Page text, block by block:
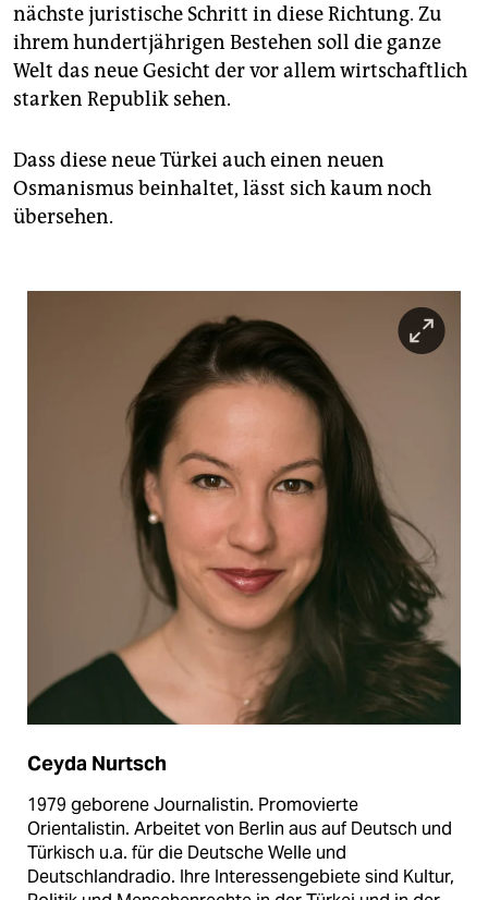
nächste juristische Schritt in diese Richtung. Zu
ihrem hundertjährigen Bestehen soll die ganze
Welt das neue Gesicht der vor allem wirtschaftlich
starken Republik sehen.
Dass diese neue Türkei auch einen neuen
Osmanismus beinhaltet, lässt sich kaum noch
übersehen.
Ceyda Nurtsch
1979 geborene Journalistin. Promovierte
Orientalistin. Arbeitet von Berlin aus auf Deutsch und
Türkisch u.a. für die Deutsche Welle und
Deutschlandradio. Ihre Interessengebiete sind Kultur,